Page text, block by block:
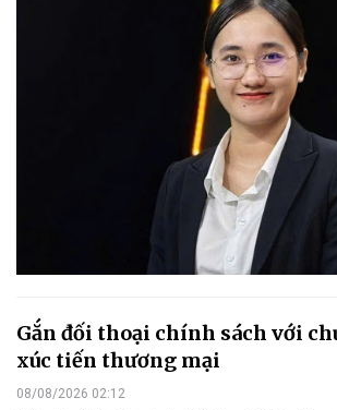
Gắn đối thoại chính sách với
xúc tiến thương mại
08/08/2026 02:12